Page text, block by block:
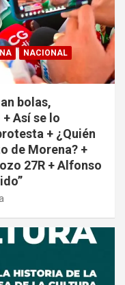
NACIONAL
bolas,
Así se lo
+ ¿Quién
de Morena? +
27R + Alfonso